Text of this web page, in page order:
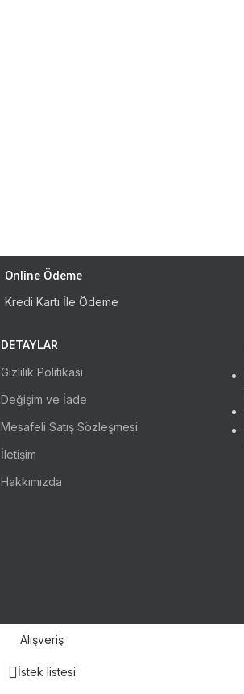
Online Ödeme
Kredi Kartı İle Ödeme
DETAYLAR
Gizlilik Politikası
Değişim ve İade
Mesafeli Satış Sözleşmesi
İletişim
Hakkımızda
Alışveriş
İstek listesi